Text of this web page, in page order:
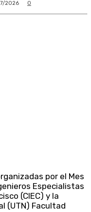
2026 0
por el Mes
Especialistas
(CIEC) y la
(UTN) Facultad